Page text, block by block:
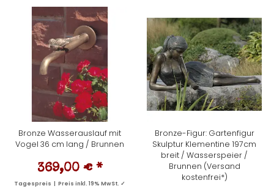
Bronze Wasserauslauf mit
Vogel 36 cm lang / Brunnen
369,00 € *
Tagespreis | Preis inkl. 19% MwSt. ✓
Bronze-Figur: Gartenfigur
Skulptur Klementine 197cm
breit / Wasserspeier /
Brunnen (Versand
kostenfrei*)